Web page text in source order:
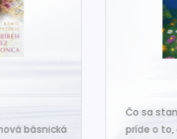
Čo sa stane, keď malý
príde o to, čo ho robí